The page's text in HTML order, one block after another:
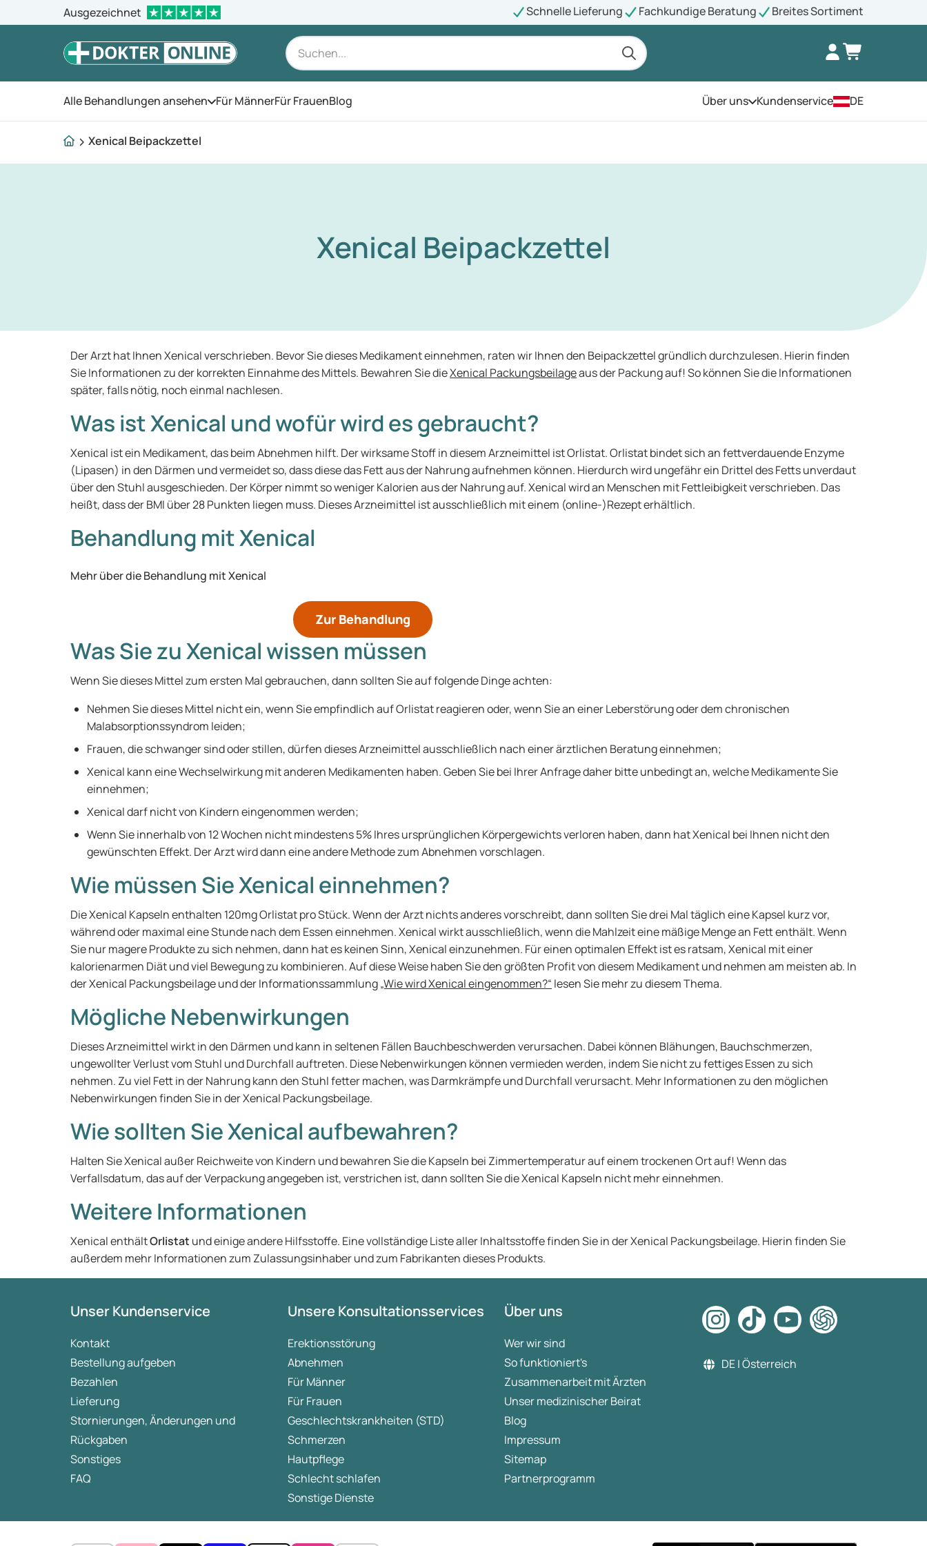
Ausgezeichnet Schnelle Lieferung Fachkundige Beratung Breites Sortiment
Alle Behandlungen ansehen Öffnen Sie das Menü
Für MännerFür FrauenBlog Über unsÖffnen Sie das Menü
Kundenservice DE
Xenical Beipackzettel
Xenical Beipackzettel
Der Arzt hat Ihnen Xenical verschrieben. Bevor Sie dieses Medikament einnehmen, raten wir Ihnen den Beipackzettel gründlich durchzulesen. Hierin finden
Sie Informationen zu der korrekten Einnahme des Mittels. Bewahren Sie dieXenical Packungsbeilageaus der Packung auf! So können Sie die Informationen
später, falls nötig, noch einmal nachlesen.
Was ist Xenical und wofür wird es gebraucht?
Xenical ist ein Medikament, das beim Abnehmen hilft. Der wirksame Stoff in diesem Arzneimittel ist Orlistat. Orlistat bindet sich an fettverdauende Enzyme
(Lipasen) in den Därmen und vermeidet so, dass diese das Fett aus der Nahrung aufnehmen können. Hierdurch wird ungefähr ein Drittel des Fetts unverdaut
über den Stuhl ausgeschieden. Der Körper nimmt so weniger Kalorien aus der Nahrung auf. Xenical wird an Menschen mit Fettleibigkeit verschrieben. Das
heißt, dass der BMI über 28 Punkten liegen muss. Dieses Arzneimittel ist ausschließlich mit einem (online-)Rezept erhältlich.
Behandlung mit Xenical
Mehr über die Behandlung mit Xenical
Zur Behandlung
Was Sie zu Xenical wissen müssen
Wenn Sie dieses Mittel zum ersten Mal gebrauchen, dann sollten Sie auf folgende Dinge achten:
Nehmen Sie dieses Mittel nicht ein, wenn Sie empfindlich auf Orlistat reagieren oder, wenn Sie an einer Leberstörung oder dem chronischen
Malabsorptionssyndrom leiden;
Frauen, die schwanger sind oder stillen, dürfen dieses Arzneimittel ausschließlich nach einer ärztlichen Beratung einnehmen;
Xenical kann eine Wechselwirkung mit anderen Medikamenten haben. Geben Sie bei Ihrer Anfrage daher bitte unbedingt an, welche Medikamente Sie
einnehmen;
Xenical darf nicht von Kindern eingenommen werden;
Wenn Sie innerhalb von 12 Wochen nicht mindestens 5% Ihres ursprünglichen Körpergewichts verloren haben, dann hat Xenical bei Ihnen nicht den
gewünschten Effekt. Der Arzt wird dann eine andere Methode zum Abnehmen vorschlagen.
Wie müssen Sie Xenical einnehmen?
Die Xenical Kapseln enthalten 120mg Orlistat pro Stück. Wenn der Arzt nichts anderes vorschreibt, dann sollten Sie drei Mal täglich eine Kapsel kurz vor,
während oder maximal eine Stunde nach dem Essen einnehmen. Xenical wirkt ausschließlich, wenn die Mahlzeit eine mäßige Menge an Fett enthält. Wenn
Sie nur magere Produkte zu sich nehmen, dann hat es keinen Sinn, Xenical einzunehmen. Für einen optimalen Effekt ist es ratsam, Xenical mit einer
kalorienarmen Diät und viel Bewegung zu kombinieren. Auf diese Weise haben Sie den größten Profit von diesem Medikament und nehmen am meisten ab. In
der Xenical Packungsbeilage und der Informationssammlung„Wie wird Xenical eingenommen?“ lesen Sie mehr zu diesem Thema.
Mögliche Nebenwirkungen
Dieses Arzneimittel wirkt in den Därmen und kann in seltenen Fällen Bauchbeschwerden verursachen. Dabei können Blähungen, Bauchschmerzen,
ungewollter Verlust vom Stuhl und Durchfall auftreten. Diese Nebenwirkungen können vermieden werden, indem Sie nicht zu fettiges Essen zu sich
nehmen. Zu viel Fett in der Nahrung kann den Stuhl fetter machen, was Darmkrämpfe und Durchfall verursacht. Mehr Informationen zu den möglichen
Nebenwirkungen finden Sie in der Xenical Packungsbeilage.
Wie sollten Sie Xenical aufbewahren?
Halten Sie Xenical außer Reichweite von Kindern und bewahren Sie die Kapseln bei Zimmertemperatur auf einem trockenen Ort auf! Wenn das
Verfallsdatum, das auf der Verpackung angegeben ist, verstrichen ist, dann sollten Sie die Xenical Kapseln nicht mehr einnehmen.
Weitere Informationen
Xenical enthältOrlistat und einige andere Hilfsstoffe. Eine vollständige Liste aller Inhaltsstoffe finden Sie in der Xenical Packungsbeilage. Hierin finden Sie
außerdem mehr Informationen zum Zulassungsinhaber und zum Fabrikanten dieses Produkts.
Unser Kundenservice
Kontakt
Bestellung aufgeben
Bezahlen
Lieferung
Stornierungen, Änderungen und
Rückgaben
Sonstiges
FAQ
Unsere Konsultationsservices
Erektionsstörung
Abnehmen
Für Männer
Für Frauen
Geschlechtskrankheiten (STD)
Schmerzen
Hautpflege
Schlecht schlafen
Sonstige Dienste
Über uns
Wer wir sind
So funktioniert's
Zusammenarbeit mit Ärzten
Unser medizinischer Beirat
Blog
Impressum
Sitemap
Partnerprogramm
DE | Österreich